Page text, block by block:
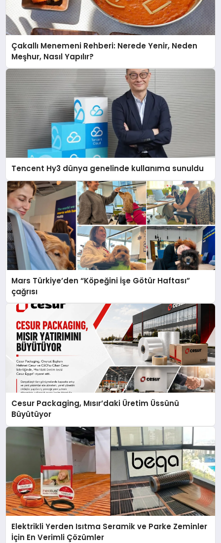
Çakallı Menemeni Rehberi: Nerede Yenir, Neden
Meşhur, Nasıl Yapılır?
Tencent Hy3 dünya genelinde kullanıma sunuldu
Mars Türkiye’den “Köpeğini İşe Götür Haftası”
çağrısı
Cesur Packaging, Mısır’daki Üretim Üssünü
Büyütüyor
Elektrikli Yerden Isıtma Seramik ve Parke Zeminler
İçin En Verimli Çözümler